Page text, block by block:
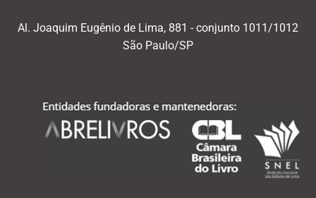
Al. Joaquim Eugênio de Lima, 881 - conjunto 1011/1012
São Paulo/SP